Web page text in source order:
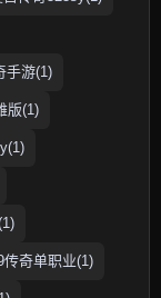
手游(1)
版(1)
传奇单职业(1)